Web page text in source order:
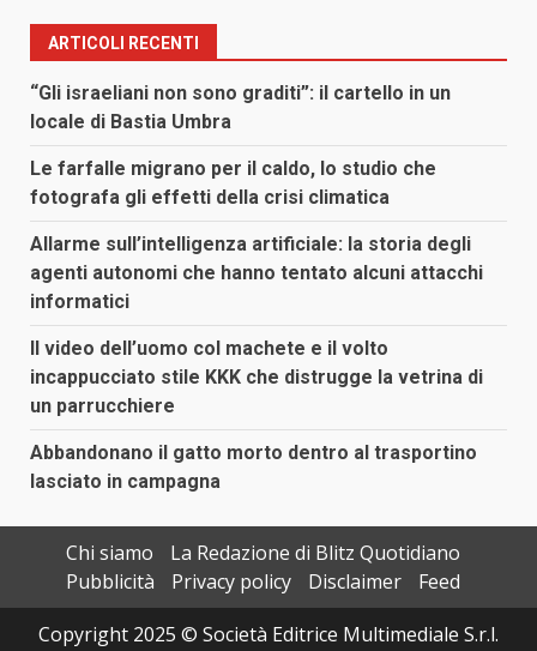
ARTICOLI RECENTI
“Gli israeliani non sono graditi”: il cartello in un
locale di Bastia Umbra
Le farfalle migrano per il caldo, lo studio che
fotografa gli effetti della crisi climatica
Allarme sull’intelligenza artificiale: la storia degli
agenti autonomi che hanno tentato alcuni attacchi
informatici
Il video dell’uomo col machete e il volto
incappucciato stile KKK che distrugge la vetrina di
un parrucchiere
Abbandonano il gatto morto dentro al trasportino
lasciato in campagna
Chi siamo
La Redazione di Blitz Quotidiano
Pubblicità
Privacy policy Disclaimer
Feed
Copyright 2025 © Società Editrice Multimediale S.r.l.